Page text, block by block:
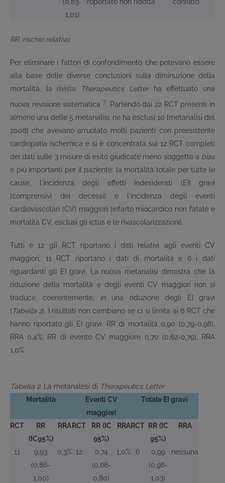
(0,83-
1,01)
roportato non ridotta conflitto
RR :rischio relativo
Per eliminare i fattori di confondimento che potevano essere
alla base delle diverse conclusioni sulla diminuzione della
mortalità, la rivista
Therapeutics Letterha effettuato una
nuova revisione sistematica 7. Partendo dai 22 RCT presenti in
almeno una delle 5 metanalisi, ne ha esclusi 10 [metanalisi del
2008] che avevano arruolato molti pazienti con preesistente
cardiopatia ischemica e si è concentrata sui 12 RCT completi
dei dati sulle 3 misure di esito giudicate meno soggette a bias
e più importanti per il paziente: la mortalità totale per tutte le
cause, l'incidenza degli effetti indesiderati (EI) gravi
[comprensivi dei decessi] e l'incidenza degli eventi
cardiovascolari (CV) maggiori [infarto miocardico non fatale e
mortalità CV, esclusi gli ictus e le rivascolarizzazioni].
Tutti e 12 gli RCT riportano i dati relativi agli eventi CV
maggiori, 11 RCT riportano i dati di mortalità e 6 i dati
riguardanti gli EI gravi. La nuova metanalisi dimostra che la
riduzione della mortalità e degli eventi CV maggiori non si
traduce, coerentemente, in una riduzione degli EI gravi
(Tabella 2). I risultati non cambiano se ci si limita ai 6 RCT che
hanno riportato gli EI gravi: RR di mortalità 0,90 (0,79-0,98),
RRA 0,4%; RR di evento CV maggiore 0,70 (0,62-0,79), RRA
1,0%.
Tabella 2. La metanalesi di Therapeutics Letter
Mortalità
Eventi CV
maggiori
Totale EI gravi
RCT
RR
(IC95%)
RRA RCT RR (IC
95%)
RRA RCT RR (IC
95%)
RRA
11
9,93
(0,86-
1,00)
0,3% 12
0,74
(0,68-
0,80)
1,0% 6
0,99
(0,96-
1,03)
nessuna